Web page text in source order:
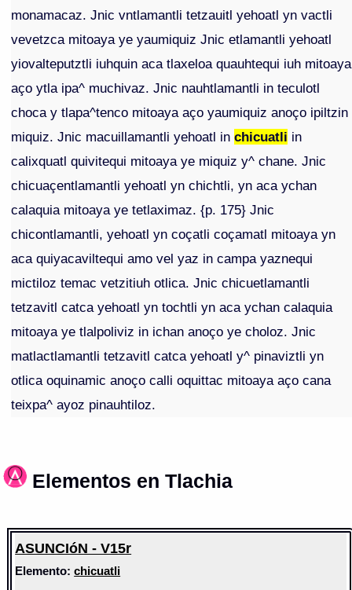
monamacaz. Jnic vntlamantli tetzauitl yehoatl yn vactli
vevetzca mitoaya ye yaumiquiz Jnic etlamantli yehoatl
yiovalteputztli iuhquin aca tlaxeloa quauhtequi iuh mitoaya
aço ytla ipa^ muchivaz. Jnic nauhtlamantli in teculotl
choca y tlapa^tenco mitoaya aço yaumiquiz anoço ipiltzin
miquiz. Jnic macuillamantli yehoatl inchicuatli in
calixquatl quivitequi mitoaya ye miquiz y^ chane. Jnic
chicuaçentlamantli yehoatl yn chichtli, yn aca ychan
calaquia mitoaya ye tetlaximaz. {p. 175} Jnic
chicontlamantli, yehoatl yn coçatli coçamatl mitoaya yn
aca quiyacaviltequi amo vel yaz in campa yaznequi
mictiloz temac vetzitiuh otlica. Jnic chicuetlamantli
tetzavitl catca yehoatl yn tochtli yn aca ychan calaquia
mitoaya ye tlalpoliviz in ichan anoço ye choloz. Jnic
matlactlamantli tetzavitl catca yehoatl y^ pinaviztli yn
otlica oquinamic anoço calli oquittac mitoaya aço cana
teixpa^ ayoz pinauhtiloz.
Elementos en Tlachia
ASUNCIóN - V15r
Elemento:chicuatli